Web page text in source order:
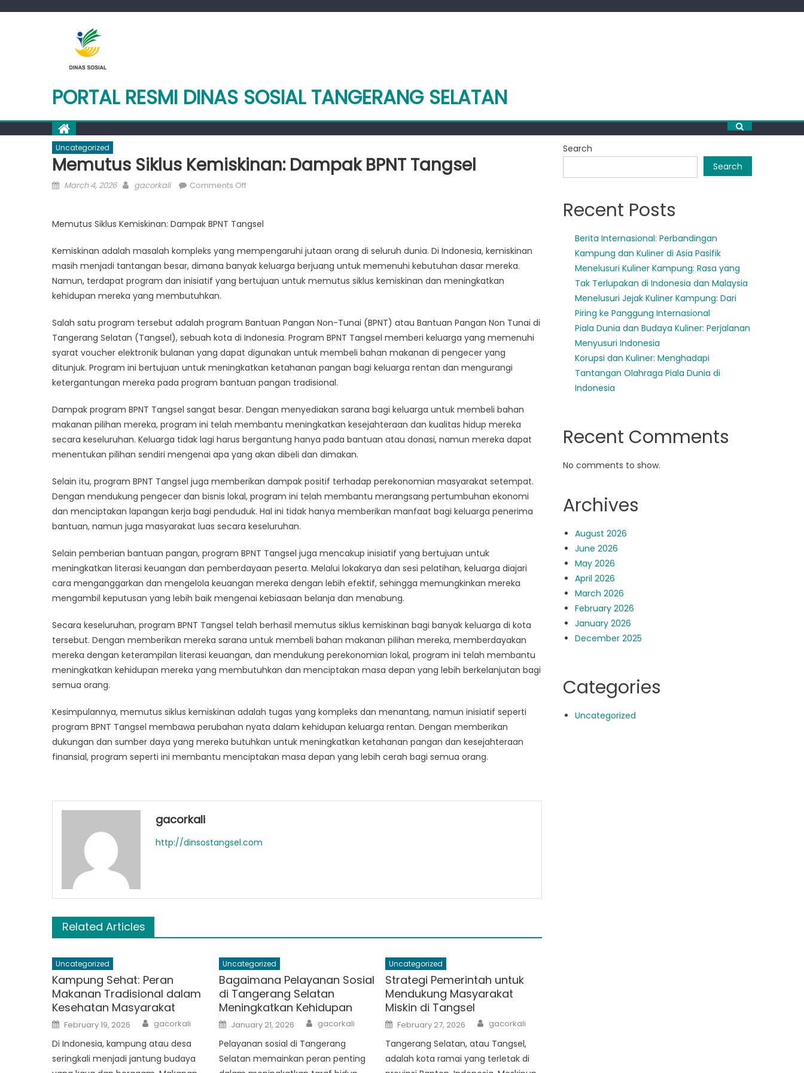
PORTAL RESMI DINAS SOSIAL TANGERANG SELATAN
Uncategorized
Memutus Siklus Kemiskinan: Dampak BPNT Tangsel
Posted
March 4, 2026 Author
gacorkali Comments Offon
Kemiskinan:
BPNT
Tangsel
Memutus Siklus Kemiskinan: Dampak BPNT Tangsel
Kemiskinan adalah masalah kompleks yang mempengaruhi jutaan orang di seluruh dunia. Di Indonesia, kemiskinan
masih menjadi tantangan besar, dimana banyak keluarga berjuang untuk memenuhi kebutuhan dasar mereka.
Namun, terdapat program dan inisiatif yang bertujuan untuk memutus siklus kemiskinan dan meningkatkan
kehidupan mereka yang membutuhkan.
Salah satu program tersebut adalah program Bantuan Pangan Non-Tunai (BPNT) atau Bantuan Pangan Non Tunai di
Tangerang Selatan (Tangsel), sebuah kota di Indonesia. Program BPNT Tangsel memberi keluarga yang memenuhi
syarat voucher elektronik bulanan yang dapat digunakan untuk membeli bahan makanan di pengecer yang
ditunjuk. Program ini bertujuan untuk meningkatkan ketahanan pangan bagi keluarga rentan dan mengurangi
ketergantungan mereka pada program bantuan pangan tradisional.
Dampak program BPNT Tangsel sangat besar. Dengan menyediakan sarana bagi keluarga untuk membeli bahan
makanan pilihan mereka, program ini telah membantu meningkatkan kesejahteraan dan kualitas hidup mereka
secara keseluruhan. Keluarga tidak lagi harus bergantung hanya pada bantuan atau donasi, namun mereka dapat
menentukan pilihan sendiri mengenai apa yang akan dibeli dan dimakan.
Selain itu, program BPNT Tangsel juga memberikan dampak positif terhadap perekonomian masyarakat setempat.
Dengan mendukung pengecer dan bisnis lokal, program ini telah membantu merangsang pertumbuhan ekonomi
dan menciptakan lapangan kerja bagi penduduk. Hal ini tidak hanya memberikan manfaat bagi keluarga penerima
bantuan, namun juga masyarakat luas secara keseluruhan.
Selain pemberian bantuan pangan, program BPNT Tangsel juga mencakup inisiatif yang bertujuan untuk
meningkatkan literasi keuangan dan pemberdayaan peserta. Melalui lokakarya dan sesi pelatihan, keluarga diajari
cara menganggarkan dan mengelola keuangan mereka dengan lebih efektif, sehingga memungkinkan mereka
mengambil keputusan yang lebih baik mengenai kebiasaan belanja dan menabung.
Secara keseluruhan, program BPNT Tangsel telah berhasil memutus siklus kemiskinan bagi banyak keluarga di kota
tersebut. Dengan memberikan mereka sarana untuk membeli bahan makanan pilihan mereka, memberdayakan
mereka dengan keterampilan literasi keuangan, dan mendukung perekonomian lokal, program ini telah membantu
meningkatkan kehidupan mereka yang membutuhkan dan menciptakan masa depan yang lebih berkelanjutan bagi
semua orang.
Kesimpulannya, memutus siklus kemiskinan adalah tugas yang kompleks dan menantang, namun inisiatif seperti
program BPNT Tangsel membawa perubahan nyata dalam kehidupan keluarga rentan. Dengan memberikan
dukungan dan sumber daya yang mereka butuhkan untuk meningkatkan ketahanan pangan dan kesejahteraan
finansial, program seperti ini membantu menciptakan masa depan yang lebih cerah bagi semua orang.
gacorkali
http://dinsostangsel.com
Related Articles
Uncategorized
Kampung Sehat: Peran
Makanan Tradisional dalam
Kesehatan Masyarakat
Posted
on
February 19, 2026 Author
gacorkali
Di Indonesia, kampung atau desa
seringkali menjadi jantung budaya
Uncategorized
Bagaimana Pelayanan Sosial
di Tangerang Selatan
Meningkatkan Kehidupan
Posted
on
January 21, 2026 Author
gacorkali
Pelayanan sosial di Tangerang
Selatan memainkan peran penting
Uncategorized
Strategi Pemerintah untuk
Mendukung Masyarakat
Miskin di Tangsel
Posted
on
February 27, 2026 Author
gacorkali
Tangerang Selatan, atau Tangsel,
adalah kota ramai yang terletak di
Search
Search
Recent Posts
Berita Internasional: Perbandingan
Kampung dan Kuliner di Asia Pasifik
Menelusuri Kuliner Kampung: Rasa yang
Tak Terlupakan di Indonesia dan Malaysia
Menelusuri Jejak Kuliner Kampung: Dari
Piring ke Panggung Internasional
Piala Dunia dan Budaya Kuliner: Perjalanan
Menyusuri Indonesia
Korupsi dan Kuliner: Menghadapi
Tantangan Olahraga Piala Dunia di
Indonesia
Recent Comments
No comments to show.
Archives
August 2026
June 2026
May 2026
April 2026
March 2026
February 2026
January 2026
December 2025
Categories
Uncategorized